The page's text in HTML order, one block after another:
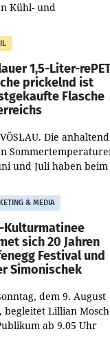
Kühl- und
Das Produkt namens
Cool“ ist zu 100 Prozent
1,5-Liter-
prickelnd ist
Flasche
Die anhaltend
und Juli haben beim
Vöslauer
Absatzzuwächsen
Während
& MEDIA
Kulturmatinee
sich 20 Jahren
Festival und
Simonischek
dem 9. August
begleitet Lillian
ab 9.05 Uhr